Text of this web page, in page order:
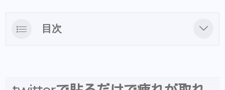
目次
LINEでのご質問、ネット予約、出勤状況はこ